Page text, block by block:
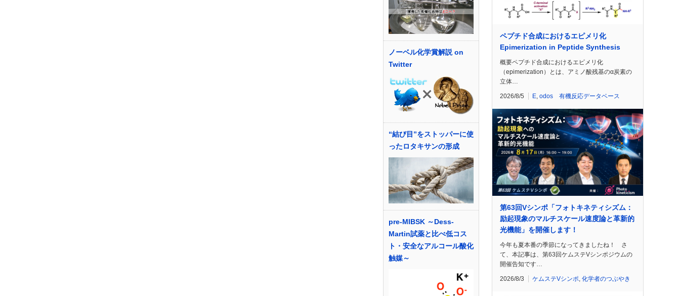
ノーベル化学賞解説 on
Twitter
“結び目”をストッパーに使
ったロタキサンの形成
pre-MIBSK ～Dess-
Martin試薬と比べ低コス
ト・安全なアルコール酸化
触媒～
ペプチド合成におけるエピメリ化
Epimerization in Peptide Synthesis
概要ペプチド合成におけるエピメリ化
（epimerization）とは、アミノ酸残基のα炭素の
立体…
2026/8/5 E, odos 有機反応データベース
第63回Vシンポ「フォトキネティシズム：
励起現象のマルチスケール速度論と革新的
光機能」を開催します！
今年も夏本番の季節になってきましたね！ さ
て、本記事は、第63回ケムステVシンポジウムの
開催告知です…
2026/8/3 ケムステVシンポ 化学者のつぶやき